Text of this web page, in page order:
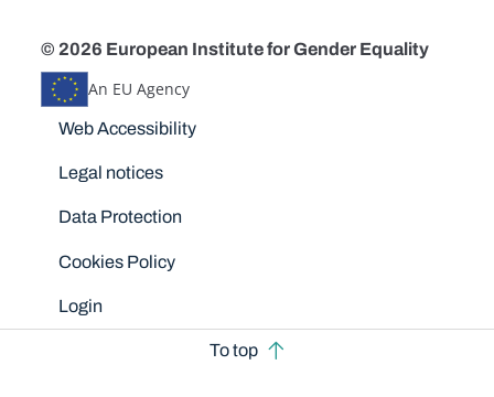
© 2026 European Institute for Gender Equality
An EU Agency
Disclaimers
Web Accessibility
Legal notices
Data Protection
Cookies Policy
Login
To top